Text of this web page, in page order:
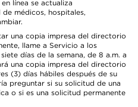
línea se actualiza
médicos, hospitales,
una copia impresa del directorio
llame a Servicio a los
días de la semana, de 8 a.m. a
una copia impresa del directorio
(3) días hábiles después de su
preguntar si su solicitud de una
o si es una solicitud permanente